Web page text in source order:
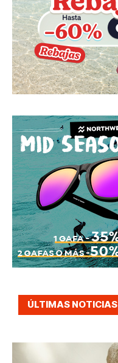
ÚLTIMAS NOTICIAS